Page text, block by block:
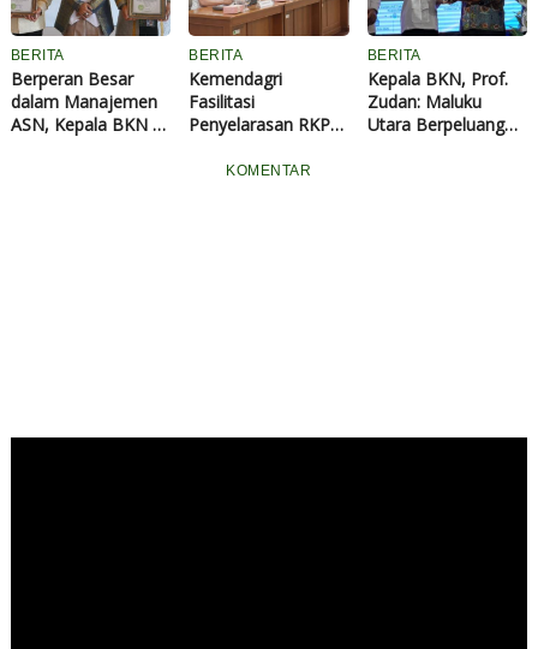
BERITA
Berperan Besar
dalam Manajemen
ASN, Kepala BKN RI
BERITA
Kemendagri
Fasilitasi
Penyelarasan RKPD
dengan Prioritas
BERITA
Kepala BKN, Prof.
Zudan: Maluku
Utara Berpeluang
KOMENTAR